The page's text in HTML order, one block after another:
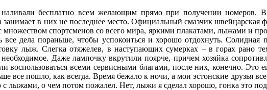
бесплатно всем желающим прямо при получении номеров.
в них не последнее место. Официальный смазчик
множеством спортсменов со всего мира, яркими плакатами, лыжами и
дела пораньше, чтобы успокоиться и хорошо отдохнуть. Солидная
лыж. Слегка отяжелев, в наступающих сумерках – в горах
Даже лампочку вкрутили поярче, причем хозяйка
всеми сервисными благами, после них, конечно. Это
все пошло, как всегда. Время бежало к ночи, а мои эстонские друзья
с лыжами, о чем потом пожалел. Нет, лыжи я сделал хорошо, гонка это